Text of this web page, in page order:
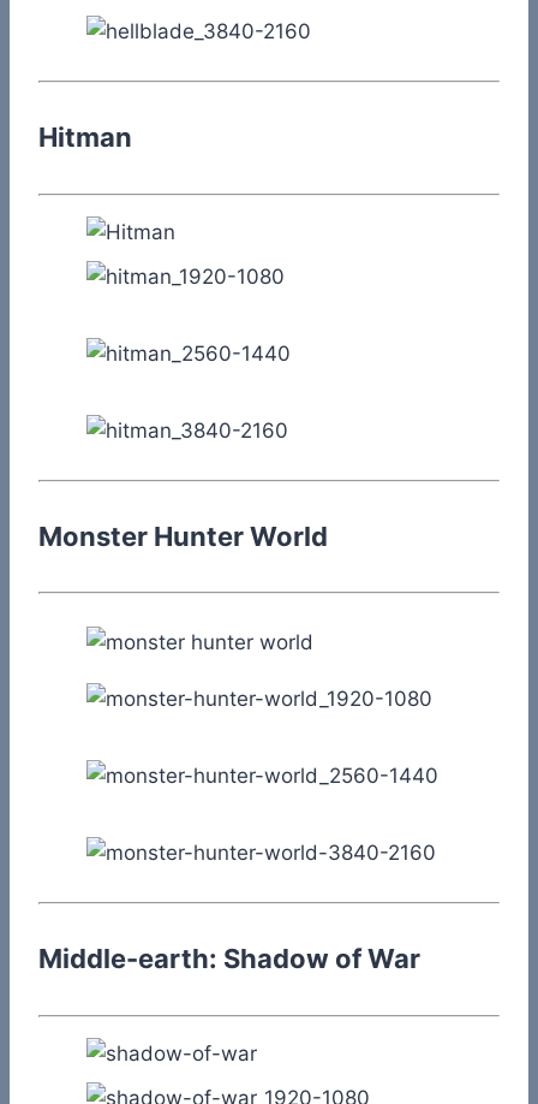
Hitman
Monster Hunter World
Middle-earth: Shadow of War